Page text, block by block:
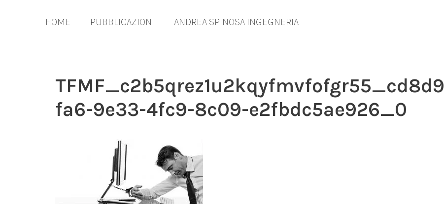
HOME PUBBLICAZIONI ANDREA SPINOSA INGEGNERIA
TFMF_c2b5qrez1u2kqyfmvfofgr55_cd8d9
fa6-9e33-4fc9-8c09-e2fbdc5ae926_0